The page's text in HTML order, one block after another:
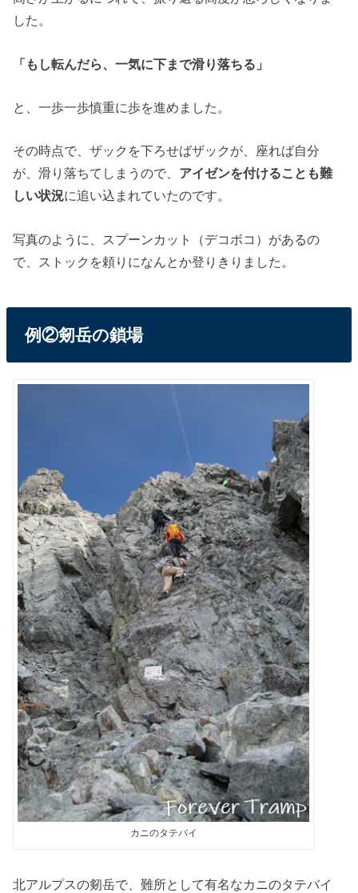
した。
「もし転んだら、一気に下まで滑り落ちる」
と、一歩一歩慎重に歩を進めました。
その時点で、ザックを下ろせばザックが、座れば自分
が、滑り落ちてしまうので、 アイゼンを付けることも難
しい状況に追い込まれていたのです。
写真のように、スプーンカット（デコボコ）があるの
で、ストックを頼りになんとか登りきりました。
例②剱岳の鎖場
カニのタテバイ
北アルプスの剱岳で、難所として有名なカニのタテバイ